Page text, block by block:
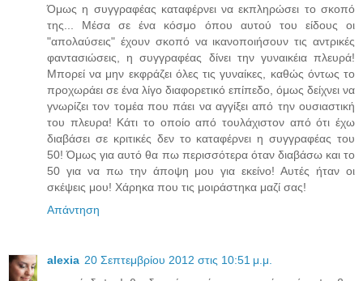
Όμως η συγγραφέας καταφέρνει να εκπληρώσει το σκοπό
της... Μέσα σε ένα κόσμο όπου αυτού του είδους οι
"απολαύσεις" έχουν σκοπό να ικανοποιήσουν τις αντρικές
φαντασιώσεις, η συγγραφέας δίνει την γυναικέια πλευρά!
Μπορεί να μην εκφράζει όλες τις γυναίκες, καθώς όντως το
προχωράει σε ένα λίγο διαφορετικό επίπεδο, όμως δείχνει να
γνωρίζει τον τομέα που πάει να αγγίξει από την ουσιαστική
του πλευρα! Κάτι το οποίο από τουλάχιστον από ότι έχω
διαβάσει σε κριτικές δεν το καταφέρνει η συγγραφέας του
50! Όμως για αυτό θα πω περισσότερα όταν διαβάσω και το
50 για να πω την άποψη μου για εκείνο! Αυτές ήταν οι
σκέψεις μου! Χάρηκα που τις μοιράστηκα μαζί σας!
Απάντηση
alexia 20 Σεπτεμβρίου 2012 στις 10:51 μ.μ.